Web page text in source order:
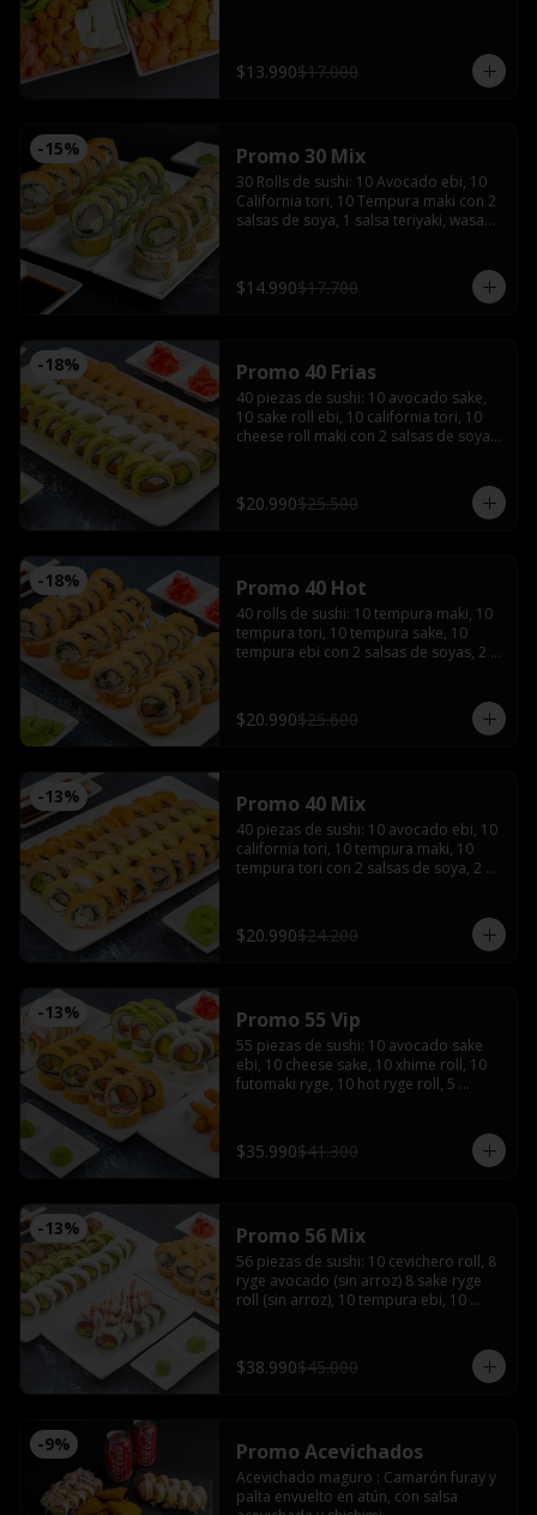
$13.990$17.000
-15% Promo 30 Mix
30 Rolls de sushi: 10 Avocado ebi, 10
California tori, 10 Tempura maki con 2
salsas de soya, 1 salsa teriyaki, wasabi,
$14.990$17.700
-18% Promo 40 Frias
40 piezas de sushi: 10 avocado sake,
10 sake roll ebi, 10 california tori, 10
cheese roll maki con 2 salsas de soya,
$20.990$25.500
-18% Promo 40 Hot
40 rolls de sushi: 10 tempura maki, 10
tempura tori, 10 tempura sake, 10
tempura ebi con 2 salsas de soyas, 2
$20.990$25.600
-13% Promo 40 Mix
40 piezas de sushi: 10 avocado ebi, 10
california tori, 10 tempura maki, 10
tempura tori con 2 salsas de soya, 2
$20.990$24.200
-13% Promo 55 Vip
55 piezas de sushi: 10 avocado sake
ebi, 10 cheese sake, 10 xhime roll, 10
futomaki ryge, 10 hot ryge roll, 5
jengibre
$35.990$41.300
-13% Promo 56 Mix
56 piezas de sushi: 10 cevichero roll, 8
ryge avocado (sin arroz) 8 sake ryge
roll (sin arroz), 10 tempura ebi, 10
teriyaki, wasabi y jengibre
$38.990$45.000
-9% Promo Acevichados
Acevichado maguro : Camarón furay y
palta envuelto en atún, con salsa